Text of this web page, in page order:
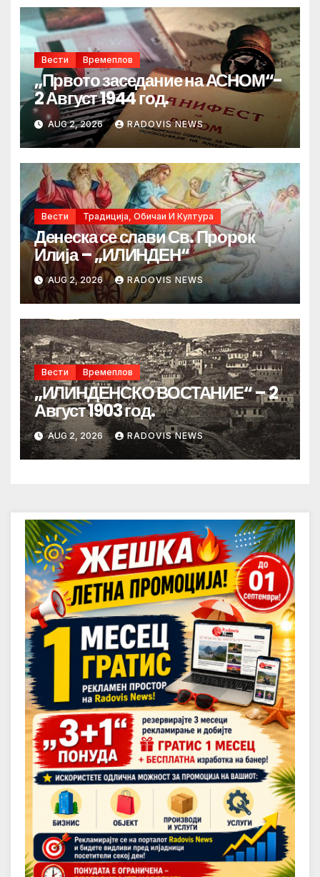
Вести Времеплов
„Првото заседание на АСНОМ“-
2 Август 1944 год.
AUG 2, 2026 RADOVIS NEWS
Вести Традиција, Обичаи И Култура
Денеска се слави Св. Пророк
Илија – „ИЛИНДЕН“
AUG 2, 2026 RADOVIS NEWS
Вести Времеплов
„ИЛИНДЕНСКО ВОСТАНИЕ“ – 2
Август 1903 год.
AUG 2, 2026 RADOVIS NEWS